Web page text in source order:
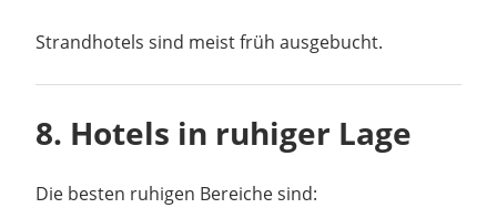
Strandhotels sind meist früh ausgebucht.
8. Hotels in ruhiger Lage
Die besten ruhigen Bereiche sind: